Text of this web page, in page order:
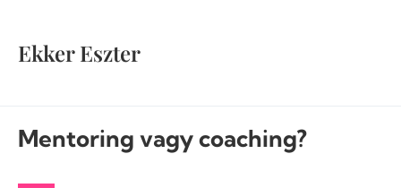
Ekker Eszter
Mentoring vagy coaching?